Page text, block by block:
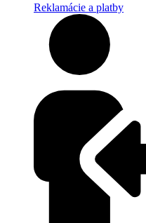
Reklamácie a platby